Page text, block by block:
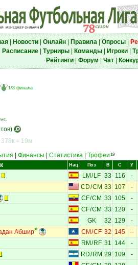
| Новости| Онлайн| Правила| Опросы|
Расписание| Турниры| Команды| Игроки|
Рейтинги| Форум Чат|
1/8 финала
378к = 19м
Финансы Статистика Трофеи 19
Нац Поз В С У
LM / LF 33 116 -
CD/CM 33 107 -
CF/CM 33 105 -
CF/CM 33 120 -
GK 32 129 -
Абшир CM /CF 32 145 --
RM / RF 31 144 -
RD/ RM 29 109 -